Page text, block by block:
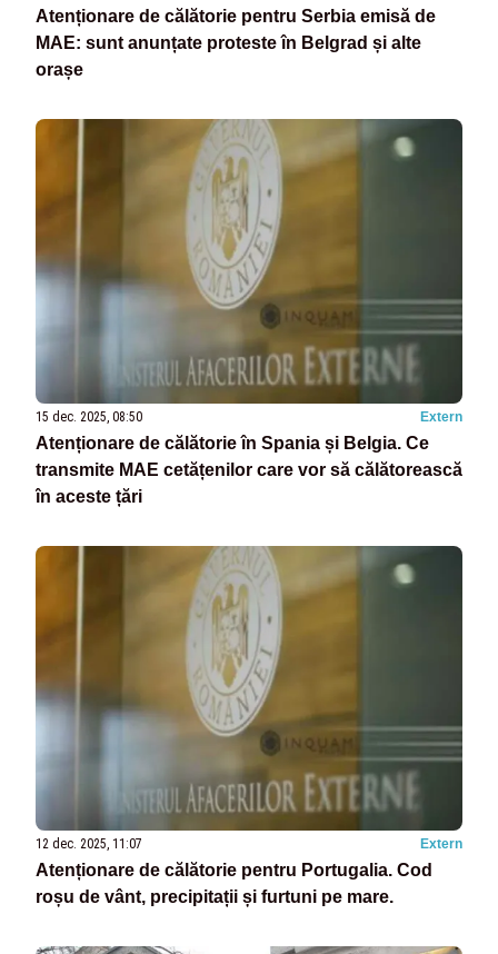
Atenționare de călătorie pentru Serbia emisă de
MAE: sunt anunțate proteste în Belgrad și alte
orașe
15 dec. 2025, 08:50 Extern
Atenționare de călătorie în Spania și Belgia. Ce
transmite MAE cetățenilor care vor să călătorească
în aceste țări
12 dec. 2025, 11:07 Extern
Atenționare de călătorie pentru Portugalia. Cod
roșu de vânt, precipitații și furtuni pe mare.